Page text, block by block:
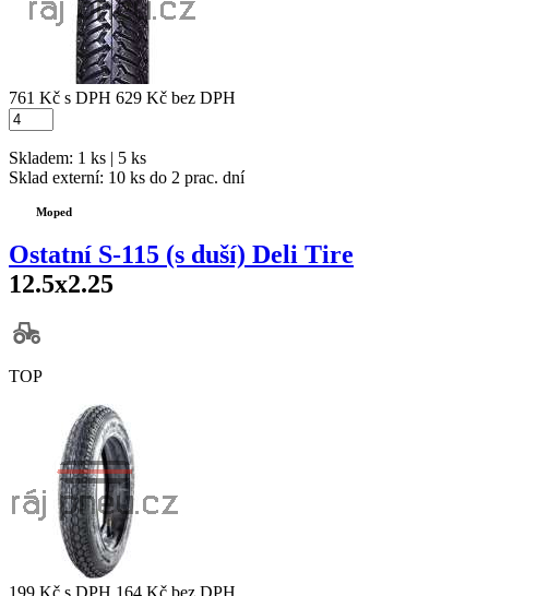
761 Kč s DPH 629 Kč bez DPH
Skladem: 1 ks | 5 ks
Sklad externí: 10 ks do 2 prac. dní
Moped
Ostatní S-115 (s duší) Deli Tire
12.5x2.25
TOP
199 Kč s DPH 164 Kč bez DPH